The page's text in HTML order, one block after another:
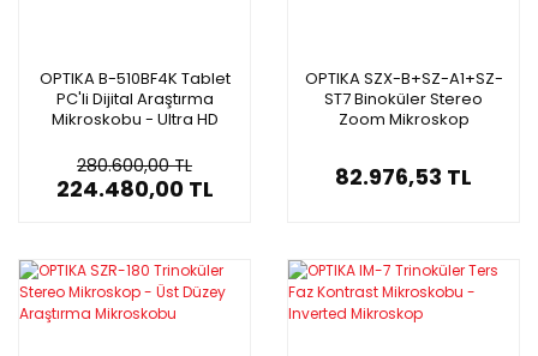
OPTIKA B-510BF4K Tablet
PC'li Dijital Araştırma
Mikroskobu - Ultra HD
Ekran
280.600,00 TL
224.480,00 TL
OPTIKA SZX-B+SZ-A1+SZ-
ST7 Binoküler Stereo
Zoom Mikroskop
82.976,53 TL